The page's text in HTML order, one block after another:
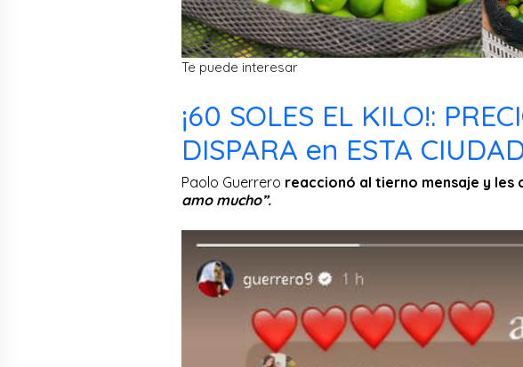
Te puede interesar
¡60 SOLES EL KILO!:
DISPARA en ESTA
Paolo Guerrero reaccionó al tierno mensaje y
amo mucho”.